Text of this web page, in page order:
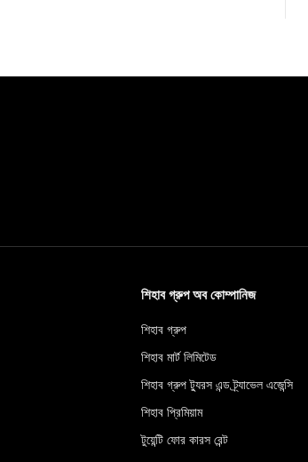
শিহাব গ্রুপ অব কোম্পানিজ
শিহাব গ্রুপ
শিহাব মার্ট লিমিটেড
শিহাব গ্রুপ ট্যুরস এন্ড ট্র্যাভেল এজেন্সি
শিহাব প্রিমিয়াম
টুয়েন্টি ফোর কারস রেন্ট